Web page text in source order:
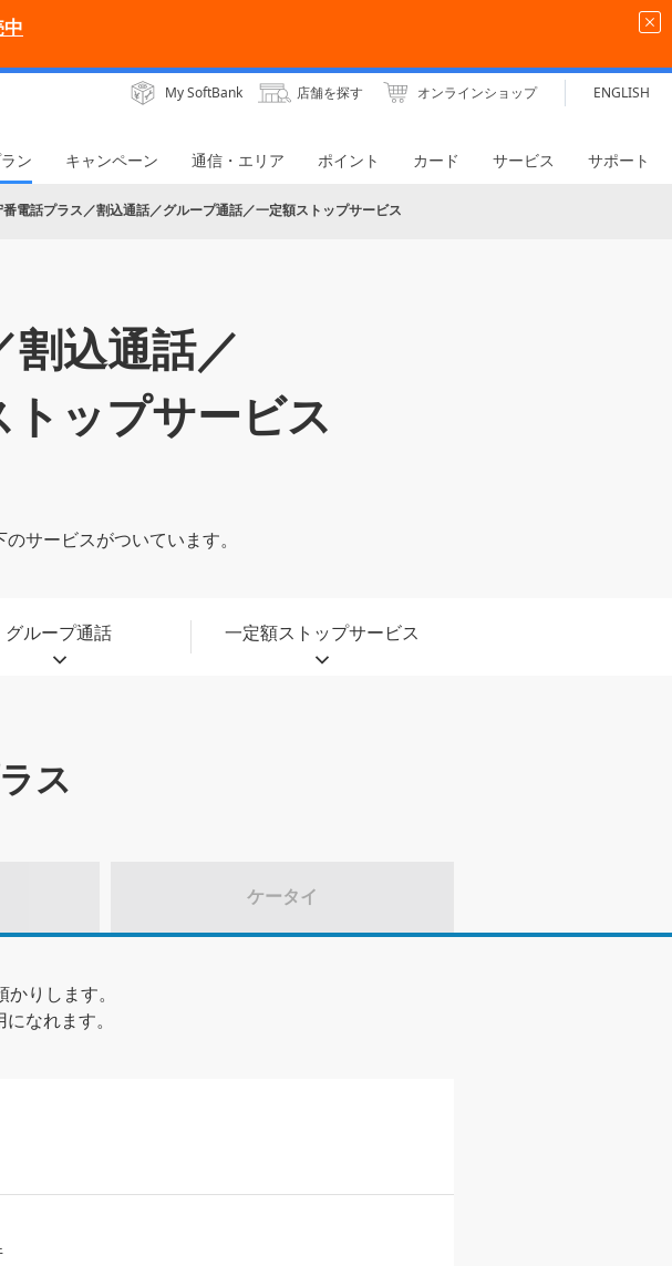
My SoftBank 店舗を探す オンラインショップ ENGLISH
ン キャンペーン 通信・エリア ポイント カード サービス サポート
番電話プラス／割込通話／グループ通話／一定額ストップサービス
割込通話／
トップサービス
サービスがついています。
グループ通話 一定額ストップサービス
ス
ケータイ
りします。
なれます。